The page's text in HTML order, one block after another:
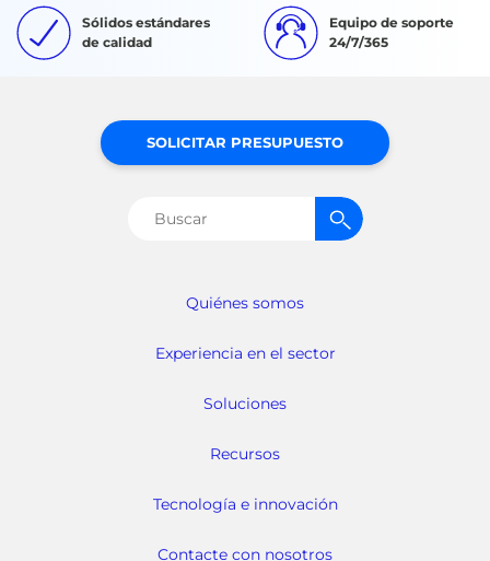
Sólidos estándares
de calidad
Equipo de soporte
24/7/365
Quiénes somos
Experiencia en el sector
Soluciones
Recursos
Tecnología e innovación
Contacte con nosotros
SOLICITAR PRESUPUESTO
Buscar: